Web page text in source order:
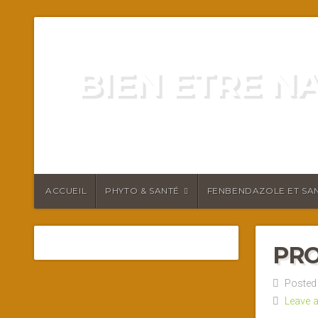
BIEN ETRE
ACCUEIL PHYTO & SANTÉ FENBENDAZOLE ET
Leave